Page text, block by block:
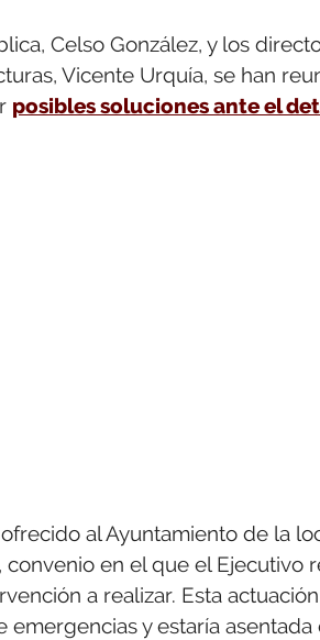
Celso González, y los
Vicente Urquía, se han
posibles soluciones ante el
al Ayuntamiento de la
en el que el Ejecutivo
a realizar. Esta
emergencias y estaría